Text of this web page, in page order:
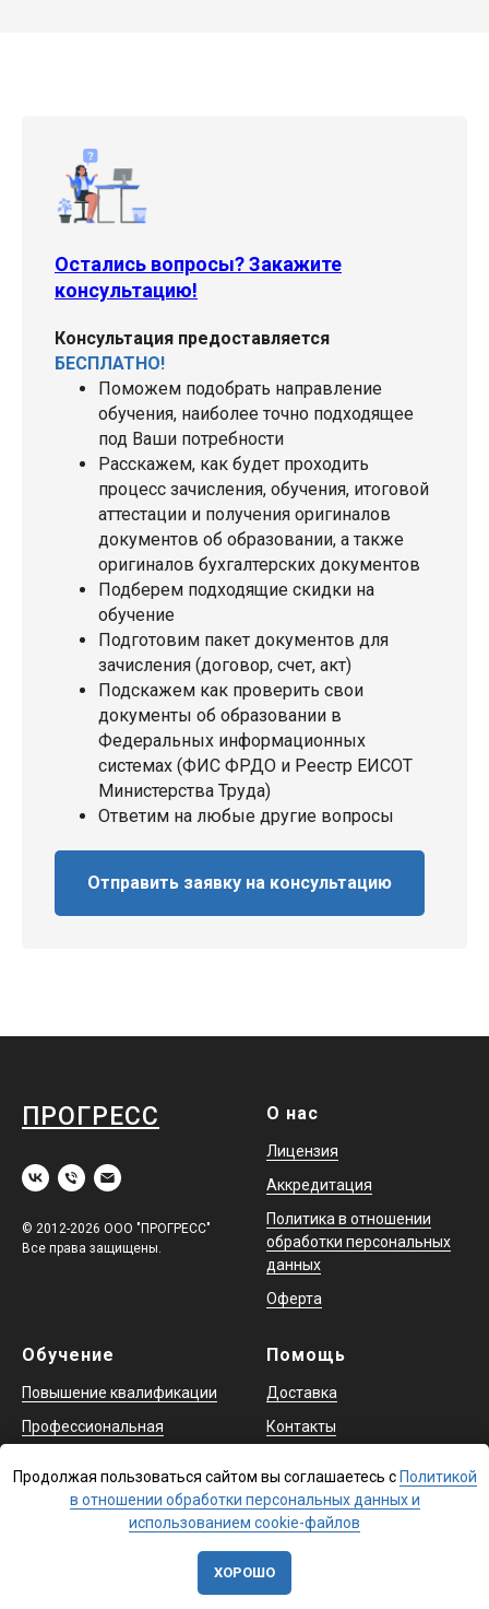
Остались вопросы? Закажите
консультацию!
Консультация предоставляется
БЕСПЛАТНО!
Поможем подобрать направление
обучения, наиболее точно подходящее
под Ваши потребности
Расскажем, как будет проходить
процесс зачисления, обучения, итоговой
аттестации и получения оригиналов
документов об образовании, а также
оригиналов бухгалтерских документов
Подберем подходящие скидки на
обучение
Подготовим пакет документов для
зачисления (договор, счет, акт)
Подскажем как проверить свои
документы об образовании в
Федеральных информационных
системах (ФИС ФРДО и Реестр ЕИСОТ
Министерства Труда)
Ответим на любые другие вопросы
Отправить заявку на консультацию
ПРОГРЕСС
© 2012-2026 ООО "ПРОГРЕСС"
Все права защищены.
О нас
Лицензия
Аккредитация
Политика в отношении
обработки персональных
данных
Оферта
Обучение
Повышение квалификации
Профессиональная
переподготовка
Охрана труда и аттестация
в ЕИСОТ
Помощь
Доставка
Контакты
Продолжая пользоваться сайтом вы соглашаетесь с Политикой
в отношении обработки персональных данных и
использованием cookie-файлов
ХОРОШО